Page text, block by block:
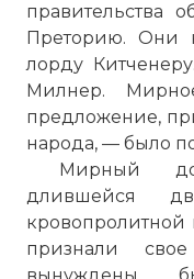
правительства
Преторию. Они
лорду
Милнер.
предложение,
народа, — было
Мирный
длившейся
признали